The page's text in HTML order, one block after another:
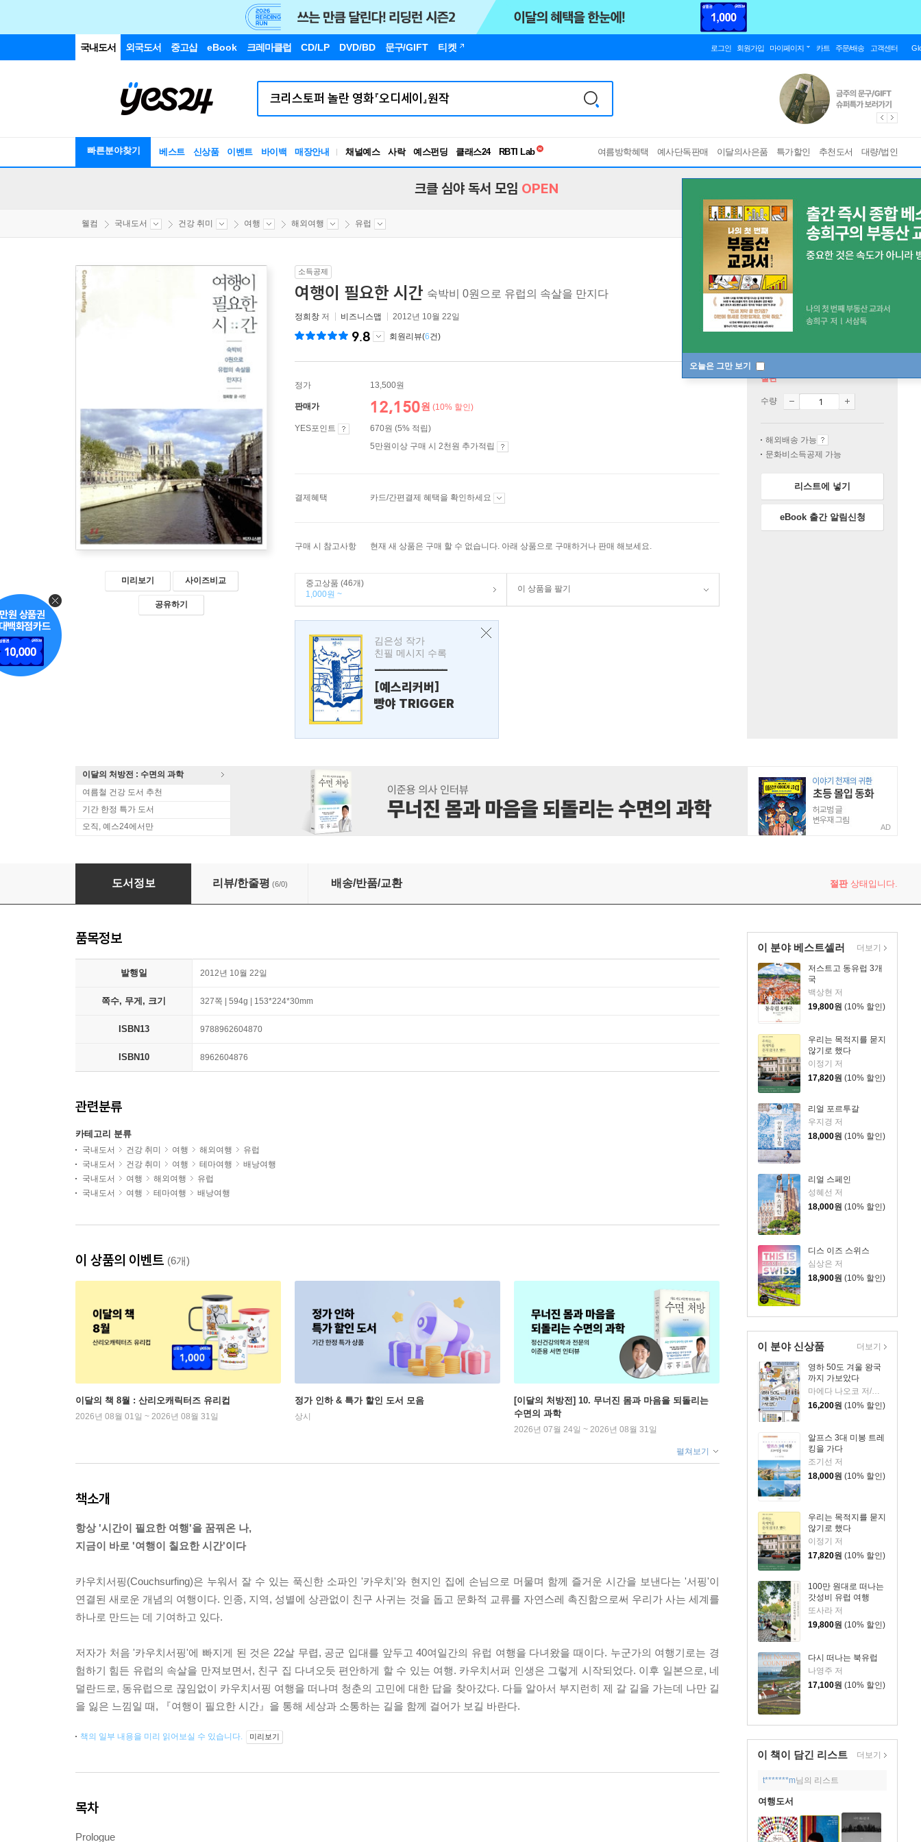
국내도서 외국도서 중고샵 eBook 크레마클럽 CD/LP DVD/BD 문구/GIFT 티켓 로그인 회원가입 마이페이지 카트 주문/배송 고객센터
빠른분야찾기 베스트 신상품 이벤트 바이백 매장안내 채널예스 사락 예스펀딩 클래스24
독서유형검사
여름방학혜택 예사단독판매 이달의사은품 특가할인 추천도서 대량/법인
오늘은 그만 보기
크클 심야 독서 모임 OPEN
웰컴 국내도서 건강 취미 여행 해외여행 유럽
미리보기 사이즈비교
공유하기
소득공제
여행이 필요한 시간 숙박비 0원으로 유럽의 속살을 만지다
정희창 저 비즈니스맵 2012년 10월 22일
9.8 회원리뷰(6건)
정가 13,500원
판매가 12,150원 (10% 할인)
YES포인트
670원 (5% 적립)
5만원이상 구매 시 2천원 추가적립
결제혜택 카드/간편결제 혜택을 확인하세요
구매 시 참고사항 현재 새 상품은 구매 할 수 없습니다. 아래 상품으로 구매하거나 판매 해보세요.
중고상품 (46개)
1,000원 ~
이 상품을 팔기
김은성 작가
친필 메시지 수록
---------------
[예스리커버]
빵야 TRIGGER
절판
수량
해외배송 가능
문화비소득공제 가능
리스트에 넣기
eBook 출간 알림신청
이달의 처방전 : 수면의 과학
여름철 건강 도서 추천
기간 한정 특가 도서
오직, 예스24에서만
AD
여행이 필요한 시간
도서정보 리뷰/한줄평 (6/0) 배송/반품/교환 절판상태입니다.
이 분야 베스트셀러
저스트고 동유럽 3개
국
백상현 저
19,800원 (10% 할인)
우리는 목적지를 묻지
않기로 했다
이정기 저
17,820원 (10% 할인)
리얼 포르투갈
우지경 저
18,000원 (10% 할인)
리얼 스페인
성혜선 저
18,000원 (10% 할인)
디스 이즈 스위스
심상은 저
18,900원 (10% 할인)
더보기
이 분야 신상품
영하 50도 겨울 왕국
까지 가보았다
마에다 나오코 저/위정훈 역
16,200원 (10% 할인)
알프스 3대 미봉 트레
킹을 가다
조기선 저
18,000원 (10% 할인)
우리는 목적지를 묻지
않기로 했다
이정기 저
17,820원 (10% 할인)
100만 원대로 떠나는
갓성비 유럽 여행
또사라 저
19,800원 (10% 할인)
다시 떠나는 북유럽
나영주 저
17,100원 (10% 할인)
더보기
이 책이 담긴 리스트 더보기
t*******m님의 리스트
여행도서
품목정보
발행일 2012년 10월 22일
쪽수, 무게, 크기 327쪽 | 594g | 153*224*30mm
ISBN13 9788962604870
ISBN10 8962604876
관련분류
카테고리 분류
국내도서 건강 취미 여행 해외여행
유럽
국내도서
건강 취미 여행 테마여행
배낭여행
국내도서
여행 해외여행
유럽
국내도서
여행 테마여행 배낭여행
이 상품의 이벤트 (6개)
이달의 책 8월 : 산리오캐릭터즈 유리컵
2026년 08월 01일 ~ 2026년 08월 31일
정가 인하 & 특가 할인 도서 모음
상시
[이달의 처방전] 10. 무너진 몸과 마음을 되돌리는
수면의 과학
2026년 07월 24일 ~ 2026년 08월 31일
펼쳐보기
책소개
항상 '시간이 필요한 여행'을 꿈꿔온 나,
지금이 바로 '여행이 칠요한 시간'이다
카우치서핑(Couchsurfing)은 누워서 잘 수 있는 푹신한 소파인 '카우치'와 현지인 집에 손님으로 머물며 함께 즐거운 시간을 보낸다는 '서핑'이
연결된 새로운 개념의 여행이다. 인종, 지역, 성별에 상관없이 친구 사귀는 것을 돕고 문화적 교류를 자연스레 촉진함으로써 우리가 사는 세계를
하나로 만드는 데 기여하고 있다.
저자가 처음 '카우치서핑'에 빠지게 된 것은 22살 무렵, 공군 입대를 앞두고 40여일간의 유럽 여행을 다녀왔을 때이다. 누군가의 여행기로는 경
험하기 힘든 유럽의 속살을 만져보면서, 친구 집 다녀오듯 편안하게 할 수 있는 여행. 카우치서퍼 인생은 그렇게 시작되었다. 이후 일본으로, 네
덜란드로, 동유럽으로 끊임없이 카우치서핑 여행을 떠나며 청춘의 고민에 대한 답을 찾아갔다. 다들 알아서 부지런히 제 갈 길을 가는데 나만 길
을 잃은 느낌일 때, 『여행이 필요한 시간』을 통해 세상과 소통하는 길을 함께 걸어가 보길 바란다.
책의 일부 내용을 미리 읽어보실 수 있습니다. 미리보기
목차
Prologue